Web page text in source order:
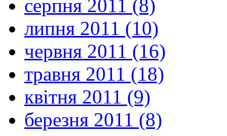
серпня 2011 (8)
липня 2011 (10)
червня 2011 (16)
травня 2011 (18)
квітня 2011 (9)
березня 2011 (8)